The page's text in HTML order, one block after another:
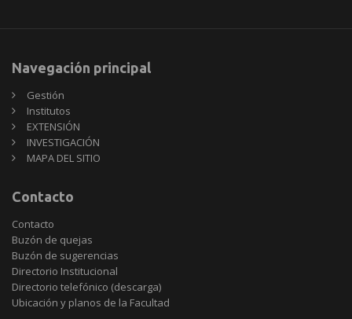
Navegación principal
Gestión
Institutos
EXTENSIÓN
INVESTIGACIÓN
MAPA DEL SITIO
Contacto
Contacto
Buzón de quejas
Buzón de sugerencias
Directorio Institucional
Directorio telefónico (descarga)
Ubicación y planos de la Facultad